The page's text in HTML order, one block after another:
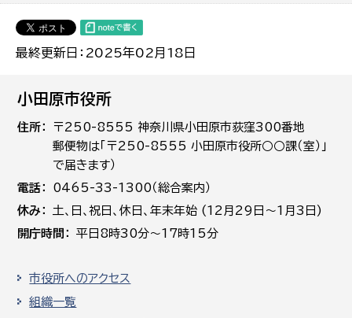
最終更新日：2025年02月18日
小田原市役所
住所
〒250-8555 神奈川県小田原市荻窪300番地
郵便物は「〒250-8555 小田原市役所○○課（室）」
で届きます）
電話
0465-33-1300（総合案内）
休み
土､日､祝日、休日、年末年始 (12月29日～1月3日)
開庁時間
平日8時30分～17時15分
市役所へのアクセス
組織一覧